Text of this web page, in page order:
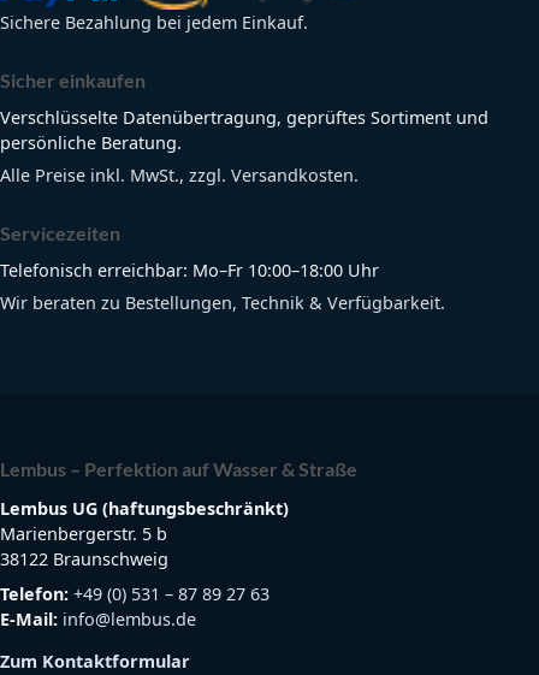
Sichere Bezahlung bei jedem Einkauf.
Sicher einkaufen
Verschlüsselte Datenübertragung, geprüftes Sortiment und
persönliche Beratung.
Alle Preise inkl. MwSt., zzgl. Versandkosten.
Servicezeiten
Telefonisch erreichbar: Mo–Fr 10:00–18:00 Uhr
Wir beraten zu Bestellungen, Technik & Verfügbarkeit.
Lembus – Perfektion auf Wasser & Straße
Lembus UG (haftungsbeschränkt)
Marienbergerstr. 5 b
38122 Braunschweig
Telefon: +49 (0) 531 – 87 89 27 63
E-Mail: info@lembus.de
Zum Kontaktformular